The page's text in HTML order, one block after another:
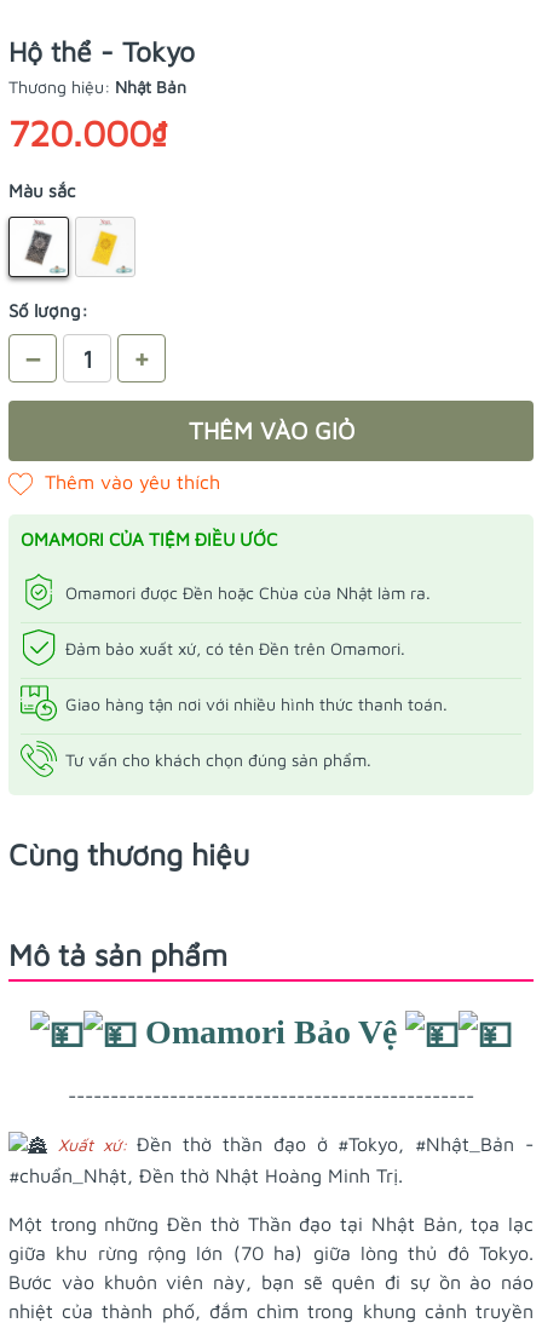
Hộ thể - Tokyo
Thương hiệu: Nhật Bản
720.000₫
Màu sắc
Số lượng:
– +
THÊM VÀO GIỎ
OMAMORI CỦA TIỆM ĐIỀU ƯỚC
Omamori được Đền hoặc Chùa của Nhật làm ra.
Đảm bảo xuất xứ, có tên Đền trên Omamori.
Giao hàng tận nơi với nhiều hình thức thanh toán.
Tư vấn cho khách chọn đúng sản phẩm.
Cùng thương hiệu
Mô tả sản phẩm
Omamori Bảo Vệ
------------------------------------------------
Xuất xứ:Đền thờ thần đạo ở #Tokyo #Nhật_Bản -
#chuẩn_Nhật, Đền thờ Nhật Hoàng Minh Trị.
Một trong những Đền thờ Thần đạo tại Nhật Bản, tọa lạc
giữa khu rừng rộng lớn (70 ha) giữa lòng thủ đô Tokyo.
Bước vào khuôn viên này, bạn sẽ quên đi sự ồn ào náo
nhiệt của thành phố, đắm chìm trong khung cảnh truyền